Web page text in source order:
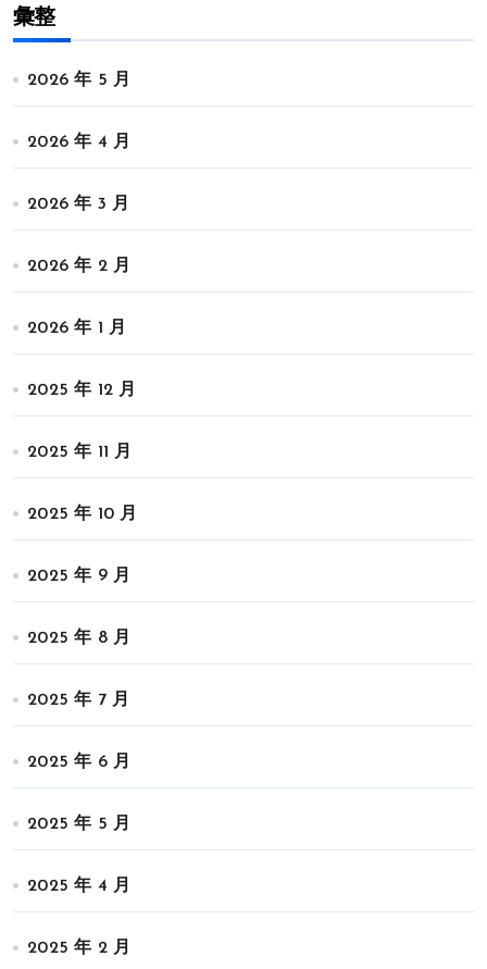
彙整
2026 年 5 月
2026 年 4 月
2026 年 3 月
2026 年 2 月
2026 年 1 月
2025 年 12 月
2025 年 11 月
2025 年 10 月
2025 年 9 月
2025 年 8 月
2025 年 7 月
2025 年 6 月
2025 年 5 月
2025 年 4 月
2025 年 2 月